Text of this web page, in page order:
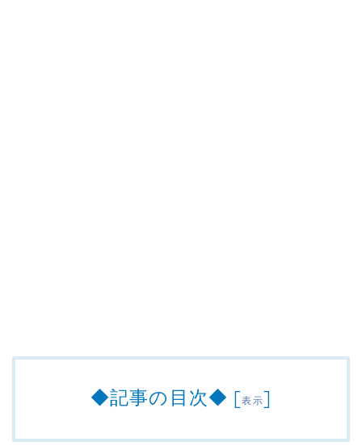
◆記事の目次◆ [表示]